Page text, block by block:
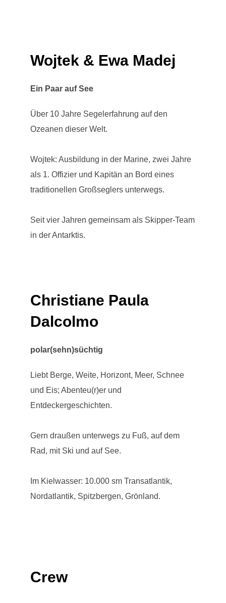
Wojtek & Ewa Madej
Ein Paar auf See
Über 10 Jahre Segelerfahrung auf den
Ozeanen dieser Welt.
Wojtek: Ausbildung in der Marine, zwei Jahre
als 1. Offizier und Kapitän an Bord eines
traditionellen Großseglers unterwegs.
Seit vier Jahren gemeinsam als Skipper-Team
in der Antarktis.
Christiane Paula
Dalcolmo
polar(sehn)süchtig
Liebt Berge, Weite, Horizont, Meer, Schnee
und Eis; Abenteu(r)er und
Entdeckergeschichten.
Gern draußen unterwegs zu Fuß, auf dem
Rad, mit Ski und auf See.
Im Kielwasser: 10.000 sm Transatlantik,
Nordatlantik, Spitzbergen, Grönland.
Crew